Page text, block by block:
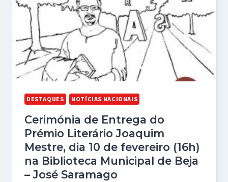
DESTAQUES NOTÍCIAS NACIONAIS
Cerimónia de Entrega do
Prémio Literário Joaquim
Mestre, dia 10 de fevereiro (16h)
na Biblioteca Municipal de Beja
– José Saramago